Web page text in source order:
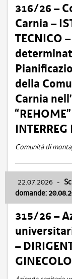
316/26 –
Carnia –
TECNICO
della
Carnia
Comunità di
22.07.2026 -
domande:
315/26 –
–